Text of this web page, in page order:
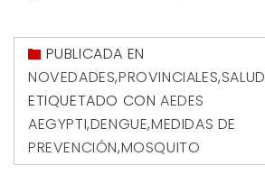
PUBLICADA EN
NOVEDADES,PROVINCIALES,SALUD
ETIQUETADO CON AEDES
AEGYPTI,DENGUE,MEDIDAS DE
PREVENCIÓN,MOSQUITO